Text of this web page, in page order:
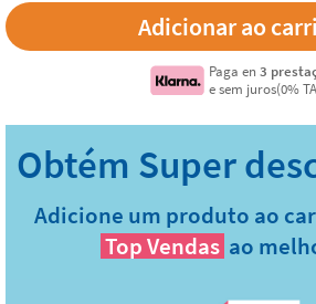
Paga en3
e sem juros(0%
Adicione um produto ao
Top Vendas ao